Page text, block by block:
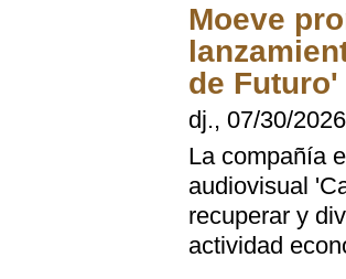
Moeve
de Futuro'
dj., 07/30/
La compañía
audiovisual
recuperar y
actividad